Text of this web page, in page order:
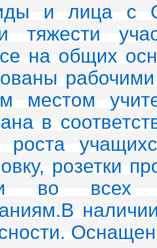
и лица с
тяжести
на общих
местом
в
роста
розетки
во всех